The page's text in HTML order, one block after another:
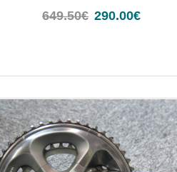
649.50€ 290.00€